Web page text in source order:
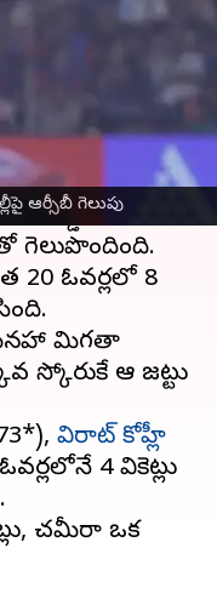
ఆర్సీబీ గెలుపు
బెంగళూర్ రాయల్
తలపడ్డాయి. ఈ
గెలుపొందింది.
20 ఓవర్లలో 8
మినహా మిగతా
స్కోరుకే ఆ జట్టు
విరాట్ కోహ్లీ
4 వికెట్లు
చమీరా ఒక